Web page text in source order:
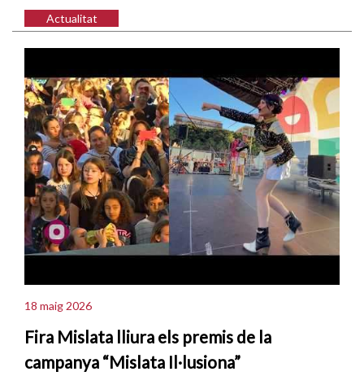
Actualitat
18 maig 2026
Fira Mislata lliura els premis de la
campanya “Mislata Il·lusiona”